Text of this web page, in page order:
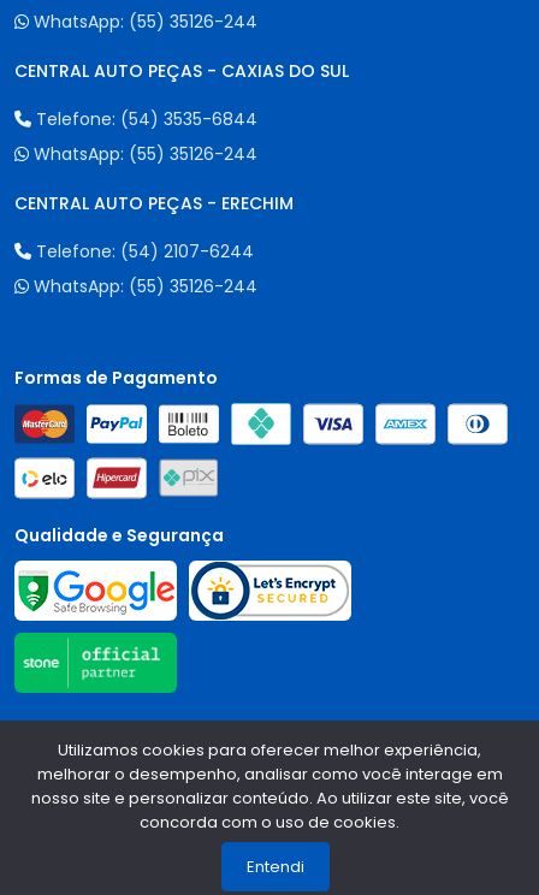
WhatsApp: (55) 35126-244
CENTRAL AUTO PEÇAS - CAXIAS DO SUL
Telefone: (54) 3535-6844
WhatsApp: (55) 35126-244
CENTRAL AUTO PEÇAS - ERECHIM
Telefone: (54) 2107-6244
WhatsApp: (55) 35126-244
Formas de Pagamento
Qualidade e Segurança
Central Auto Peças - CNPJ: 90.196.999/0001-89
Todos os
direitos reservados.2026
Desenvolvido Por:
Utilizamos cookies para oferecer melhor experiência,
melhorar o desempenho, analisar como você interage em
nosso site e personalizar conteúdo. Ao utilizar este site, você
concorda com o uso de cookies.
Entendi